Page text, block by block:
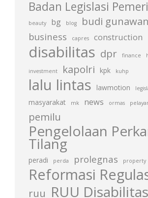
Badan Legislasi
beauty bg blog budi gunawan
business capres construction
disabilitas dpr finance
investment kapolri kpk kuhp
lalu lintas lawmotion
masyarakat mk news ormas
pemilu
Pengelolaan
Tilang
peradi perda prolegnas property
Reformasi
ruu RUU Disabilitas